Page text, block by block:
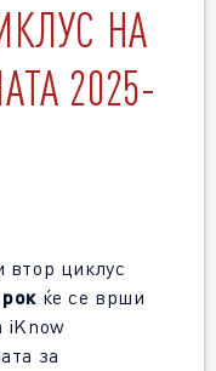
НА
2025-
втор циклус
ќе се врши
iKnow
за